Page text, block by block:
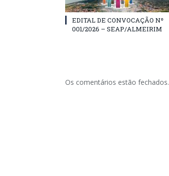
EDITAL DE CONVOCAÇÃO Nº
001/2026 – SEAP/ALMEIRIM
Os comentários estão fechados.